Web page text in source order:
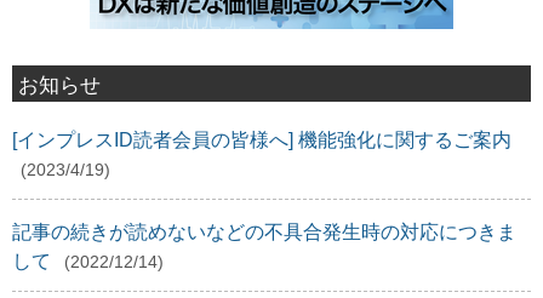
お知らせ
[インプレスID読者会員の皆様へ] 機能強化に関するご案内
(2023/4/19)
記事の続きが読めないなどの不具合発生時の対応につきま
して
(2022/12/14)